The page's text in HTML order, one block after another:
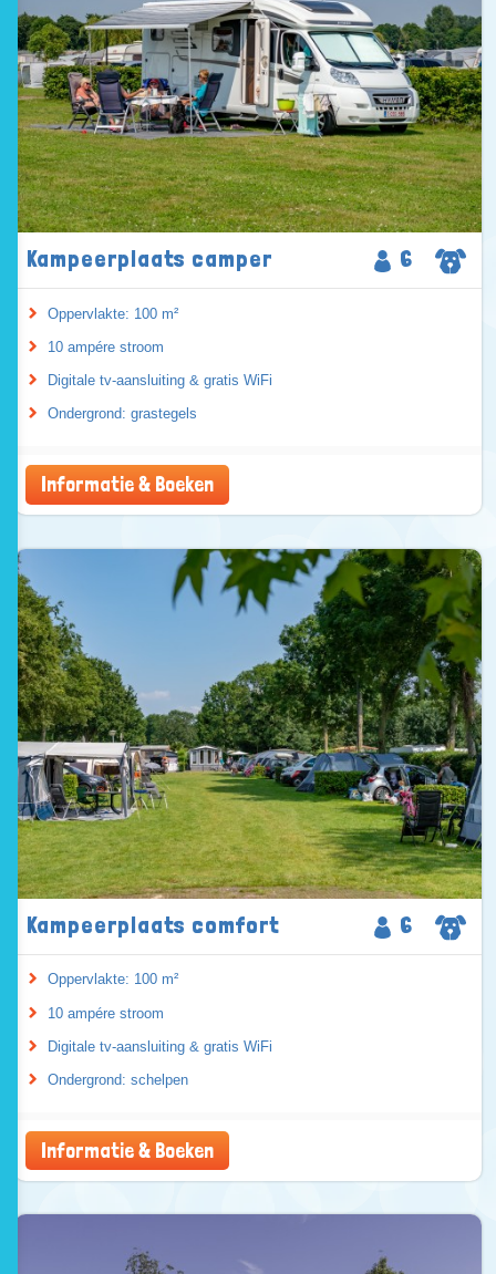
Kampeerplaats camper 6
Oppervlakte: 100 m²
10 ampére stroom
Digitale tv-aansluiting & gratis WiFi
Ondergrond: grastegels
Informatie & Boeken
Kampeerplaats comfort 6
Oppervlakte: 100 m²
10 ampére stroom
Digitale tv-aansluiting & gratis WiFi
Ondergrond: schelpen
Informatie & Boeken